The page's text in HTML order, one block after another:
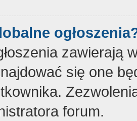
zawierają
się one
forum.